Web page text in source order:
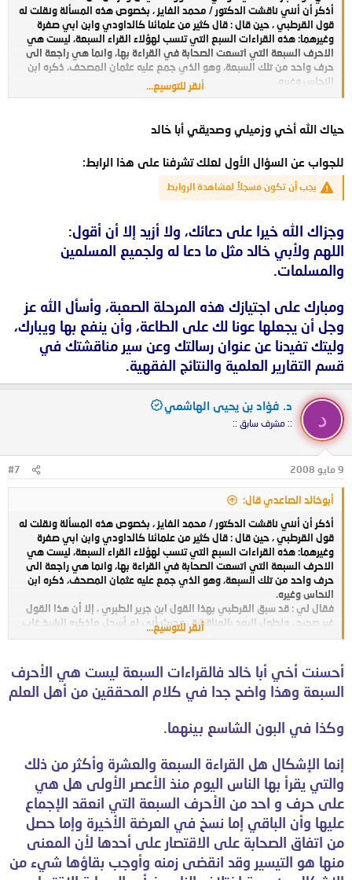
أذكر أن أنني ناقشت الدكتور / محمد الفايز ، بخصوص هذه المسألة ونقلت له
قول القرطبي ، حين قال : قال كثير من علمائنا كالداودي وابن ابي صفرة
وغيرهما: هذه القراءات السبع التي تنسب لهؤلاء القراء السبعة، ليست هي
الاحرف السبعة التي اتسعت الصحابة في القراءة بها، وانما هي راجعة الى
حرف واحد من تلك السبعة، وهو الذي جمع عليه عثمان المصحف، ذكره ابن
النحاس وغيره.
فقال لي : قد سبق القرطبي بهذا القول ابن جرير الطبري ، إلا أن هذا القول
مستنده ، فلو تكرمت علينا ببحث لهذا المسألة ، وجزاك الله خيرا .
أنقر للتوسيع...
حياك الله أخي وزميلي وصديقي أبا خالد
للجواب عن السؤال الأول لعلك تشرفنا على هذا الرابط:
يجب أن تكون مسجلاً لمشاهدة الروابط
وجزاك الله خيرا على دعائك، ولا أزيد إلا أن أقول:
اللهم ولأبي خالد مثل ما دعا له ولجميع المسلمين
والمسلمات.
ومبارك على اجتيازك هذه المرحلة الصعبة، وأسأل الله عز
وجل أن يجعلها عونا لك على الطاعة، وأن ينفع بها ويبارك،
وليتك تفيدنا عن عنوان رسالتك وعن سير مناقشتك في
قسم التقارير العلمية والنتائج الفقهية.
د
د. فؤاد بن يحيى الهاشمي
:: مشرف سابق ::
9 مايو 2008 #7
أبوخالد الصاعدي قال:
أذكر أن أنني ناقشت الدكتور / محمد الفايز ، بخصوص هذه المسألة ونقلت له
قول القرطبي ، حين قال : قال كثير من علمائنا كالداودي وابن ابي صفرة
وغيرهما: هذه القراءات السبع التي تنسب لهؤلاء القراء السبعة، ليست هي
الاحرف السبعة التي اتسعت الصحابة في القراءة بها، وانما هي راجعة الى
حرف واحد من تلك السبعة، وهو الذي جمع عليه عثمان المصحف، ذكره ابن
النحاس وغيره.
فقال لي : قد سبق القرطبي بهذا القول ابن جرير الطبري ، إلا أن هذا القول
غير صحيح ، ولطول البعد بالمناقشة ، وحيث أني لم أسجل ماذكره الشيخ غاب
مستنده ، فلو تكرمت علينا ببحث لهذا المسألة ، وجزاك الله خيرا .
أنقر للتوسيع...
أحسنت أخي أبا خالد فالقراءات السبعة ليست هي الأحرف
السبعة وهذا واضح جدا في كلام المحققين من أهل العلم
وكذا في البون الشاسع بينهما.
إنما الإشكال هل القراءة السبعة والعشرة وأكثر من ذلك
والتي يقرأ بها الناس اليوم منذ الأعصر الأولى هل هي
على حرف و احد من الأحرف السبعة التي انعقد الإجماع
عليها وأن الباقي إما نسخ في العرضة الأخيرة وإما حصل
من اتفاق الصحابة على الاقتصار على أحدها لأن المعنى
منها هو التيسير وقد انقضى زمنه وأوجب بقاؤها شيء من